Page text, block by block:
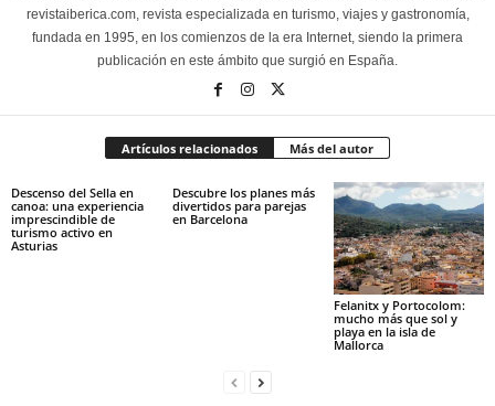
revistaiberica.com, revista especializada en turismo, viajes y gastronomía,
fundada en 1995, en los comienzos de la era Internet, siendo la primera
publicación en este ámbito que surgió en España.
Artículos relacionados Más del autor
Descenso del Sella en
canoa: una experiencia
imprescindible de
turismo activo en
Asturias
Descubre los planes más
divertidos para parejas
en Barcelona
Felanitx y Portocolom:
mucho más que sol y
playa en la isla de
Mallorca